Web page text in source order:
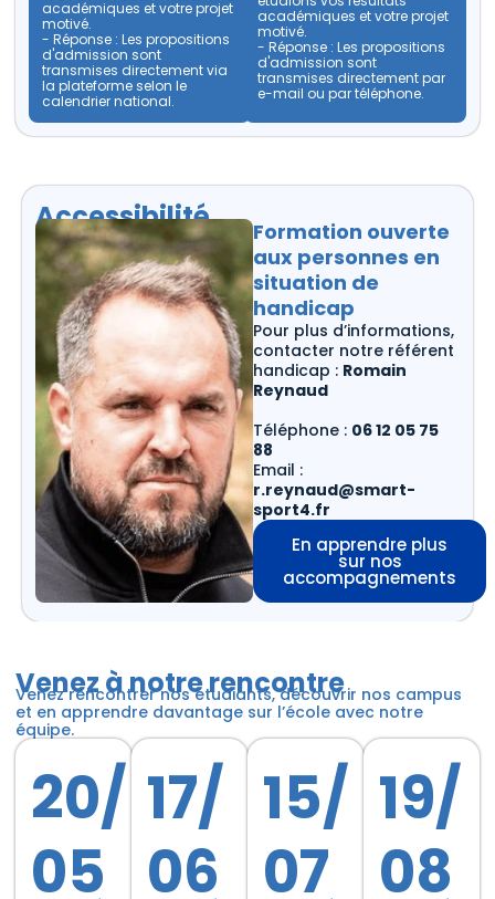
académiques et votre projet
motivé.
- Réponse : Les propositions
d'admission sont
transmises directement via
la plateforme selon le
calendrier national.
académiques et votre projet
motivé.
- Réponse : Les propositions
d'admission sont
transmises directement par
e-mail ou par téléphone.
Accessibilité
Formation ouverte
aux personnes en
situation de
handicap
Pour plus d’informations,
contacter notre référent
handicap : Romain
Reynaud
Téléphone : 06 12 05 75
88
Email :
r.reynaud@smart-
sport4.fr
En apprendre plus
sur nos
accompagnements
Venez à notre rencontre
Venez rencontrer nos étudiants, découvrir nos campus
et en apprendre davantage sur l’école avec notre
équipe.
20/
05
17/
06
15/
07
19/
08